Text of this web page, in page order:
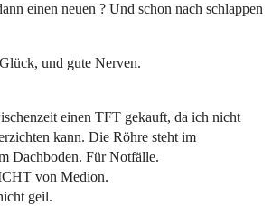
einen neuen ? Und schon nach schlappen
und gute Nerven.
einen TFT gekauft, da ich nicht
kann. Die Röhre steht im
Dachboden. Für Notfälle.
von Medion.
geil.